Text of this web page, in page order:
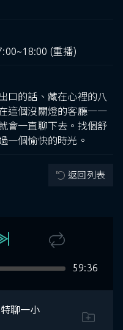
(重播)
口的話、藏在心裡的八
這個沒關燈的客廳一一
會一直聊下去。找個舒
一個愉快的時光。
返回列表
59:36
聊一小